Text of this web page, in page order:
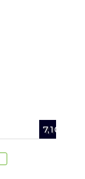
7,10